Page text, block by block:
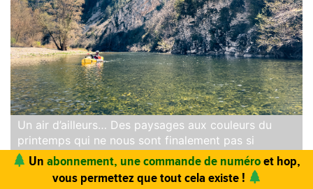
Un air d’ailleurs… Des paysages aux couleurs du
printemps qui ne nous sont finalement pas si
familiers. On (re)découvre chaque falaise et on se
sent loin !
Vous trouvez ce site utile ? Vous aimez le magazine ?